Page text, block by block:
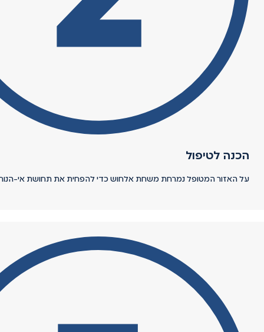
הכנה לטיפול
על האזור המטופל נמרחת משחת אלחוש כדי להפחית את תחושת אי-